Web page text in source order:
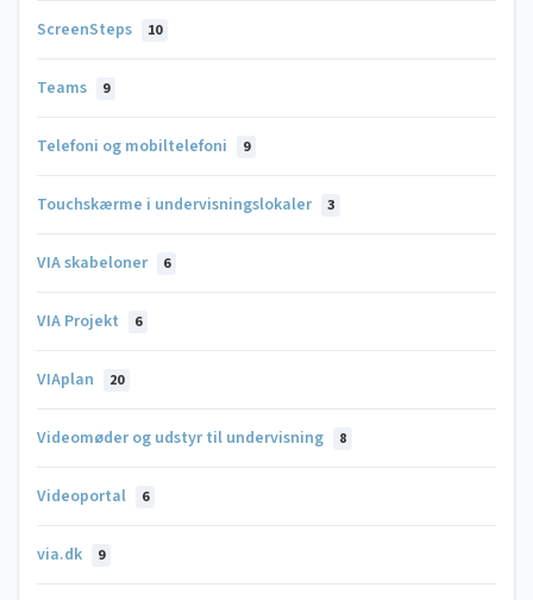
ScreenSteps 10
Teams 9
Telefoni og mobiltelefoni 9
Touchskærme i undervisningslokaler 3
VIA skabeloner 6
VIA Projekt 6
VIAplan 20
Videomøder og udstyr til undervisning 8
Videoportal 6
via.dk 9